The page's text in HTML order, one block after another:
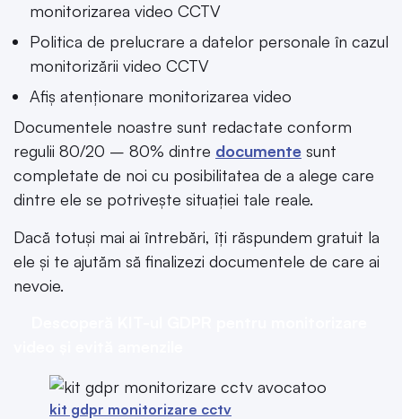
monitorizarea video CCTV
Politica de prelucrare a datelor personale în cazul
monitorizării video CCTV
Afiș atenționare monitorizarea video
Documentele noastre sunt redactate conform
regulii 80/20 – 80% dintre documente sunt
completate de noi cu posibilitatea de a alege care
dintre ele se potrivește situației tale reale.
Dacă totuși mai ai întrebări, îți răspundem gratuit la
ele și te ajutăm să finalizezi documentele de care ai
nevoie.
kit gdpr monitorizare cctv